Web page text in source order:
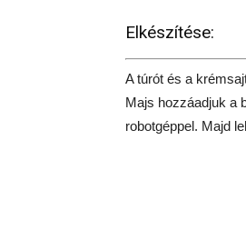
Elkészítése:
A túrót és a
Majs hozzáadjuk a
robotgéppel. Majd